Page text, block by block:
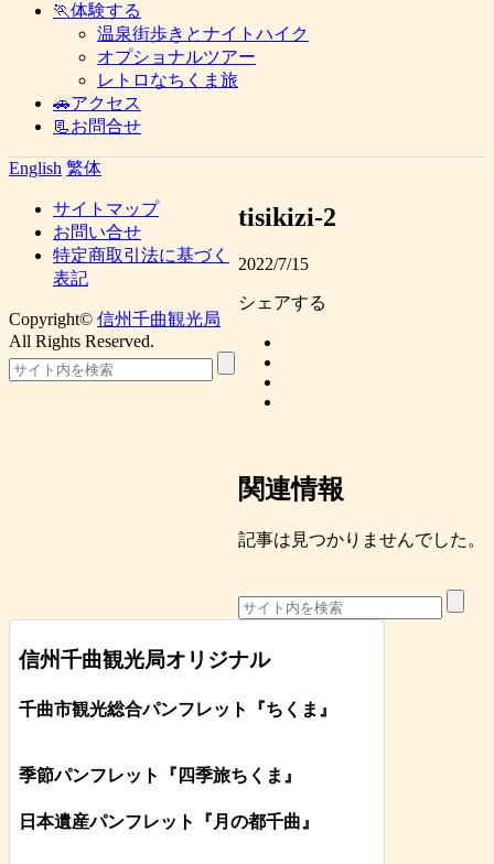
🏃体験する
温泉街歩きとナイトハイク
オプショナルツアー
レトロなちくま旅
🚗アクセス
📃お問合せ
English 繁体
tisikizi-2
2022/7/15
シェアする
関連情報
記事は見つかりませんでした。
信州千曲観光局オリジナル
千曲市観光総合パンフレット 『ちくま 』
季節パンフレット『四季旅ちくま』
日本遺産パンフレット 『月の都千曲 』
サイトマップ
お問い合せ
特定商取引法に基づく
表記
Copyright© 信州千曲観光局
All Rights Reserved.